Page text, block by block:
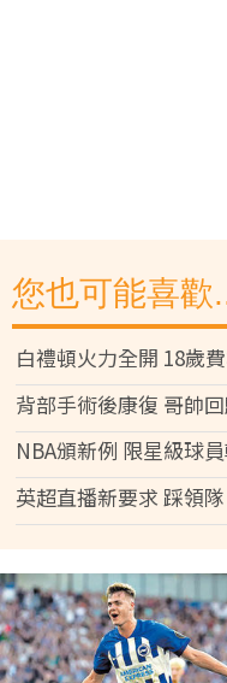
您也可能喜歡
白禮頓火力全開 18歲
背部手術後康復 哥帥
NBA頒新例 限星級球
英超直播新要求 踩領